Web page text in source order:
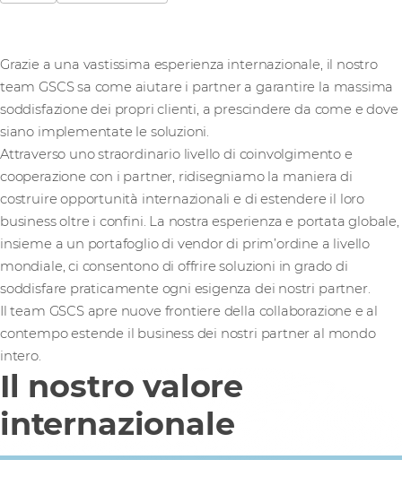
Grazie a una vastissima esperienza internazionale, il nostro
team GSCS sa come aiutare i partner a garantire la massima
soddisfazione dei propri clienti, a prescindere da come e dove
siano implementate le soluzioni.
Attraverso uno straordinario livello di coinvolgimento e
cooperazione con i partner, ridisegniamo la maniera di
costruire opportunità internazionali e di estendere il loro
business oltre i confini. La nostra esperienza e portata globale,
insieme a un portafoglio di vendor di prim’ordine a livello
mondiale, ci consentono di offrire soluzioni in grado di
soddisfare praticamente ogni esigenza dei nostri partner.
Il team GSCS apre nuove frontiere della collaborazione e al
contempo estende il business dei nostri partner al mondo
intero.
Il nostro valore
internazionale